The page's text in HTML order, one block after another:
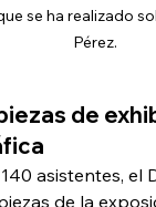
se ha realizado
Pérez.
de
asistentes, el
de la